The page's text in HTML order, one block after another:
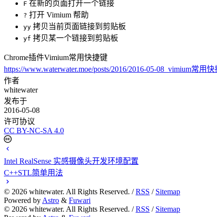
F 在新的页面打开一个链接
? 打开 Vimium 帮助
yy 拷贝当前页面链接到剪贴板
yf 拷贝某一个链接到剪贴板
Chrome插件Vimium常用快捷键
https://www.waterwater.moe/posts/2016/2016-05-08_vimium常用
作者
whitewater
发布于
2016-05-08
许可协议
CC BY-NC-SA 4.0
Intel RealSense 实感摄像头开发环境配置
C++STL简单用法
© 2026 whitewater. All Rights Reserved. /RSS / Sitemap
Powered by Astro & Fuwari
© 2026 whitewater. All Rights Reserved. /RSS / Sitemap